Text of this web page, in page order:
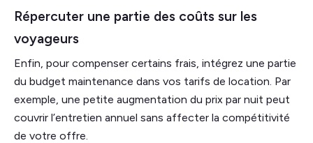
Répercuter une partie des coûts sur les
voyageurs
Enfin, pour compenser certains frais, intégrez une partie
du budget maintenance dans vos tarifs de location. Par
exemple, une petite augmentation du prix par nuit peut
couvrir l’entretien annuel sans affecter la compétitivité
de votre offre.